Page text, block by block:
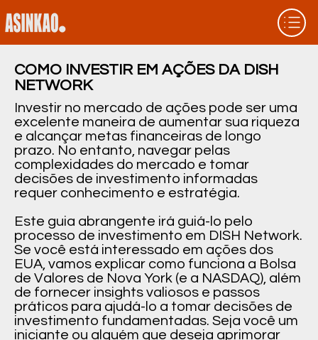
COMO INVESTIR EM AÇÕES DA DISH
NETWORK
Investir no mercado de ações pode ser uma
excelente maneira de aumentar sua riqueza
e alcançar metas financeiras de longo
prazo. No entanto, navegar pelas
complexidades do mercado e tomar
decisões de investimento informadas
requer conhecimento e estratégia.
Este guia abrangente irá guiá-lo pelo
processo de investimento em DISH Network.
Se você está interessado em ações dos
EUA, vamos explicar como funciona a Bolsa
de Valores de Nova York (e a NASDAQ), além
de fornecer insights valiosos e passos
práticos para ajudá-lo a tomar decisões de
investimento fundamentadas. Seja você um
iniciante ou alguém que deseja aprimorar